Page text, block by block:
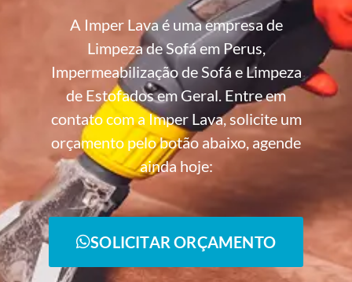
A Imper Lava é uma empresa de
Limpeza de Sofá em Perus,
Impermeabilização de Sofá e Limpeza
de Estofados em Geral. Entre em
contato com a Imper Lava, solicite um
orçamento pelo botão abaixo, agende
ainda hoje:
SOLICITAR ORÇAMENTO